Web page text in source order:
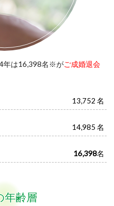
年は16,398名※がご成婚退会
13,752 名
14,985 名
16,398名
年齢層